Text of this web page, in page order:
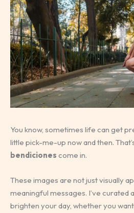
You know, sometimes life can get
little pick-me-up now and then.
bendiciones come in.
These images are not just visually
meaningful messages. I’ve curated
brighten your day, whether you